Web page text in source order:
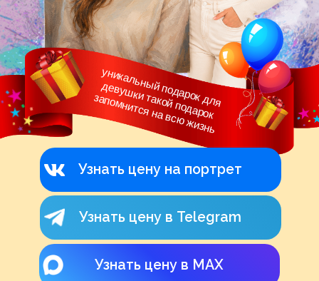
Узнать цену на портрет
Узнать цену в MAX
Узнать цену в Telegram
Я даю согласие на обработку персональных данных
в соответствии
с политикой обработки персональных
данных